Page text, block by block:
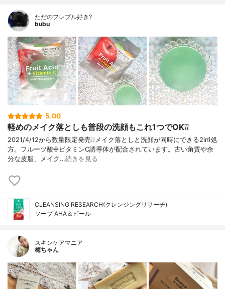
ただのフレブル好き?
bubu
5.00
軽めのメイク落としも普段の洗顔もこれ1つでOK❕❕
2021/4/12から数量限定発売❕❕メイク落としと洗顔が同時にできる2in1処
方。フルーツ酸✙ビタミンC誘導体が配合されています。古い角質や余
分な皮脂、メイク…続きを見る
CLEANSING RESEARCH(クレンジングリサーチ)
ソープ AHA＆ピール
スキンケアマニア
梅ちゃん